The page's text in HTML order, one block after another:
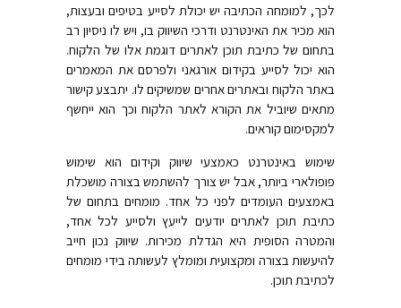
לכך, למומחה הכתיבה יש יכולת לסייע בטיפים ובעצות,
הוא מכיר את האינטרנט ודרכי השיווק בו, ויש לו ניסיון רב
בתחום של כתיבת תוכן לאתרים דוגמת אלו של הלקוח.
הוא יכול לסייע בקידום אורגאני ולפרסם את המאמרים
באתר הלקוח ובאתרים אחרים שמשיקים לו. יתבצע קישור
מתאים שיוביל את הקורא לאתר הלקוח וכך הוא ייחשף
למקסימום קוראים.
שימוש באינטרנט כאמצעי שיווק וקידום הוא שימוש
פופולארי ביותר, אבל יש צורך להשתמש בצורה מושכלת
באמצעים העומדים לפני כל אחד. מומחים בתחום של
כתיבת תוכן לאתרים יודעים לייעץ ולסייע לכל אחד,
והמטרה הסופית היא הגדלת מכירות. שיווק נכון חייב
להיעשות בצורה ומקצועית ומומלץ לעשותה בידי מומחים
לכתיבת תוכן.